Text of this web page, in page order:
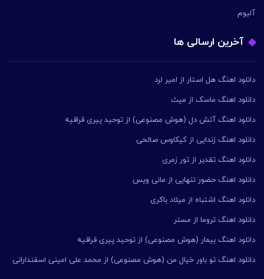
آلبوم
آخرین ارسالی ها
دانلود اهنگ هل استار از امیر لرد
دانلود اهنگ ماسک از میث
دانلود اهنگ آتش دل (هوش مصنوعی) از توحید پیری قراقیه
دانلود اهنگ زندایی از کیکاوس صالحی
دانلود اهنگ تقدیر از تور زمری
دانلود اهنگ حضور تنهایی از مانی ویس
دانلود اهنگ اشتباه از میلاد باکری
دانلود اهنگ تروما از مستر
دانلود اهنگ بیمار (هوش مصنوعی) از توحید پیری قراقیه
دانلود اهنگ تو باور خیال من (هوش مصنوعی) از محمد علی امینی اسفندارانی